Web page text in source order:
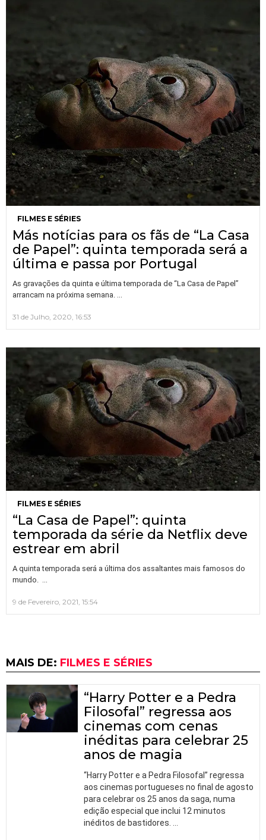
FILMES E SÉRIES
Más notícias para os fãs de “La Casa
de Papel”: quinta temporada será a
última e passa por Portugal
As gravações da quinta e última temporada de “La Casa de Papel”
arrancam na próxima semana.
31 de Julho, 2020, 16:53
FILMES E SÉRIES
“La Casa de Papel”: quinta
temporada da série da Netflix deve
estrear em abril
A quinta temporada será a última dos assaltantes mais famosos do
mundo.
9 de Fevereiro, 2021, 15:54
MAIS DE: FILMES E SÉRIES
“Harry Potter e a Pedra
Filosofal” regressa aos
cinemas com cenas
inéditas para celebrar 25
anos de magia
“Harry Potter e a Pedra Filosofal” regressa
aos cinemas portugueses no final de agosto
para celebrar os 25 anos da saga, numa
edição especial que inclui 12 minutos
inéditos de bastidores.